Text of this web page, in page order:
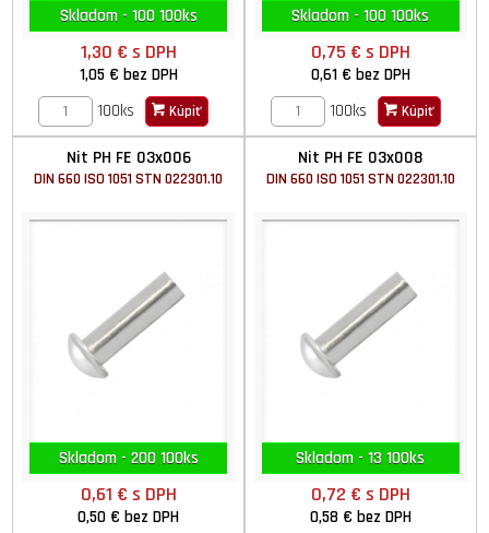
Skladom - 100 100ks
1,30 € s DPH
1,05 € bez DPH
100ks
Kúpiť
Skladom - 100 100ks
0,75 € s DPH
0,61 € bez DPH
100ks
Kúpiť
Nit PH FE 03x006
DIN 660 ISO 1051 STN 022301.10
Skladom - 200 100ks
0,61 € s DPH
0,50 €bez DPH
Nit PH FE 03x008
DIN 660 ISO 1051 STN 022301.10
Skladom - 13 100ks
0,72 € s DPH
0,58 € bez DPH